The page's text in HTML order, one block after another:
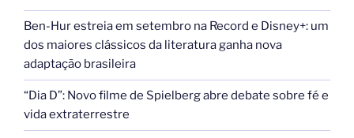
Ben-Hur estreia em setembro na Record e Disney+: um
dos maiores clássicos da literatura ganha nova
adaptação brasileira
“Dia D”: Novo filme de Spielberg abre debate sobre fé e
vida extraterrestre